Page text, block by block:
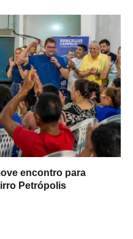
encontro para
Petrópolis